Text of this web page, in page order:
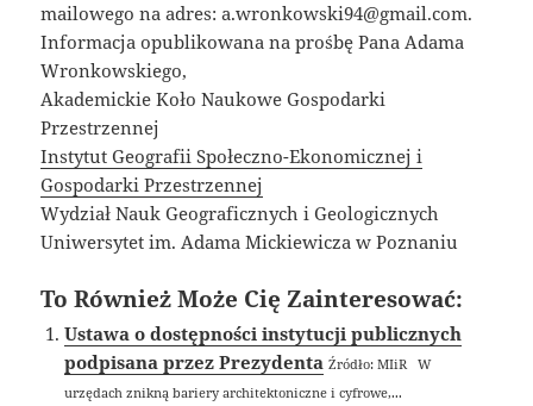
mailowego na adres: a.wronkowski94@gmail.com.
Informacja opublikowana na prośbę Pana Adama
Wronkowskiego,
Akademickie Koło Naukowe Gospodarki
Przestrzennej
Instytut Geografii Społeczno-Ekonomicznej i
Gospodarki Przestrzennej
Wydział Nauk Geograficznych i Geologicznych
Uniwersytet im. Adama Mickiewicza w Poznaniu
To Również Może Cię Zainteresować:
Ustawa o dostępności instytucji publicznych
podpisana przez Prezydenta Źródło: MIiR W
urzędach znikną bariery architektoniczne i cyfrowe,...